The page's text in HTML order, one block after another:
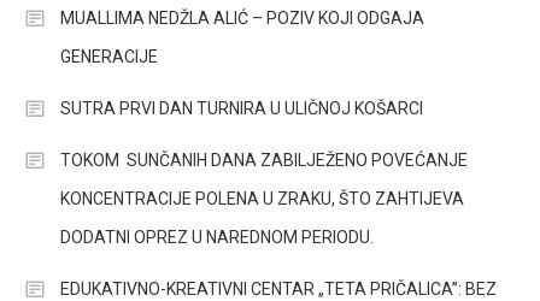
MUALLIMA NEDŽLA ALIĆ – POZIV KOJI ODGAJA
GENERACIJE
SUTRA PRVI DAN TURNIRA U ULIČNOJ KOŠARCI
TOKOM SUNČANIH DANA ZABILJEŽENO POVEĆANJE
KONCENTRACIJE POLENA U ZRAKU, ŠTO ZAHTIJEVA
DODATNI OPREZ U NAREDNOM PERIODU.
EDUKATIVNO-KREATIVNI CENTAR „TETA PRIČALICA”: BEZ